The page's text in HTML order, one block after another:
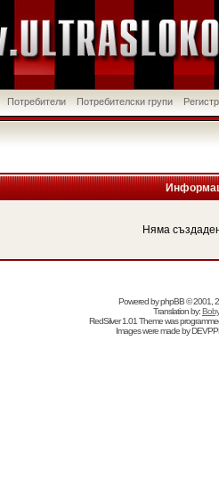
Потребители Потребителски групи
Няма
Powered byphpBB© 2001,
Translation by:
RedSilver 1.01 Theme was
Images were made byDEVPPL